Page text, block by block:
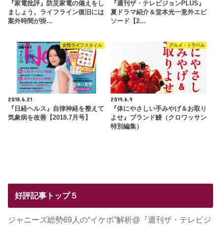
『家電批評』防災家電の備えをし
ましょう。ライフライン復旧には
案外時間が掛…
『週刊ザ・テレビジョンPLUS』
夏ドラマ紹介＆堂本光一意外エピ
ソード【2…
女性ライフスタイル
2018.6.21
『日経ヘルス』自律神経を整えて
気象病を改善【2018.7月号】
グルメ・トラベル
2019.6.9
『体にやさしい手みやげ＆お取り
よせ』ブランド鰻（クロワッサン
特別編集）
好評記事トップ５
ジャニーズ総勢69人の“イケボ”解析@『週刊ザ・テレビジ